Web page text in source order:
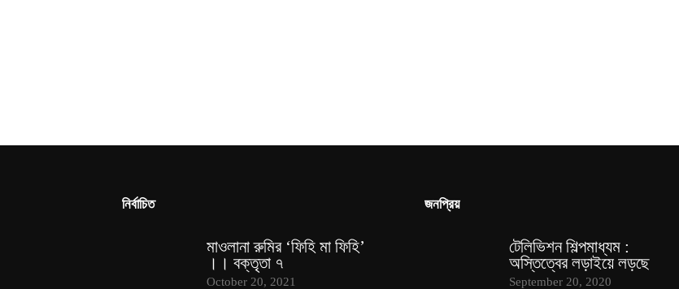
নির্বাচিত
মাওলানা রুমির ‘ফিহি মা ফিহি’
।। বক্তৃতা ৭
October 20, 2021
জনপ্রিয়
টেলিভিশন শিল্পমাধ্যম :
অস্তিত্বের লড়াইয়ে লড়ছে
September 20, 2020